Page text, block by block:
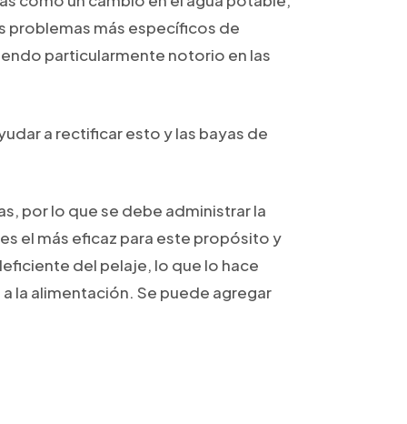
problemas más específicos de
particularmente notorio en las
a rectificar esto y las bayas de
por lo que se debe administrar la
el más eficaz para este propósito y
del pelaje, lo que lo hace
la alimentación. Se puede agregar